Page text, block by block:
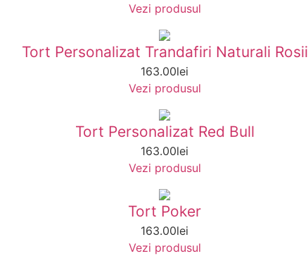
Vezi produsul
Tort Personalizat Trandafiri Naturali Rosii
163.00lei
Vezi produsul
Tort Personalizat Red Bull
163.00lei
Vezi produsul
Tort Poker
163.00lei
Vezi produsul